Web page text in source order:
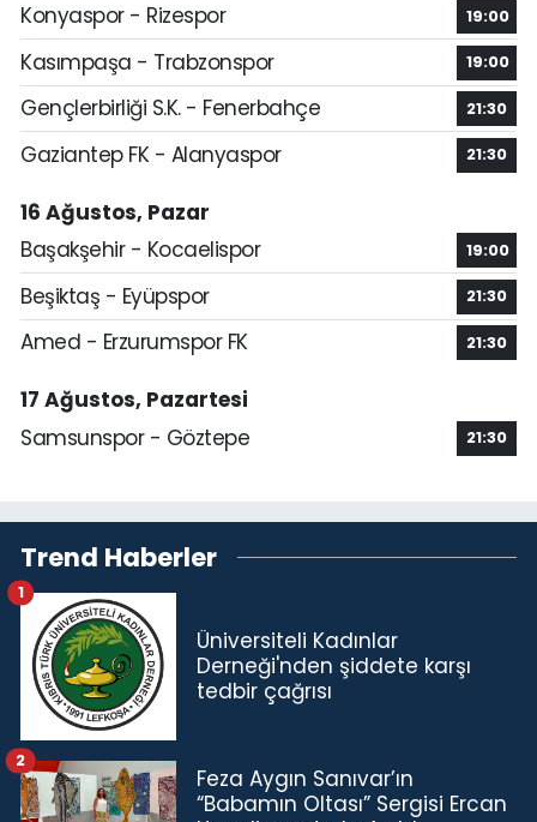
Konyaspor - Rizespor
19:00
Kasımpaşa - Trabzonspor 19:00
Gençlerbirliği S.K. - Fenerbahçe 21:30
Gaziantep FK - Alanyaspor 21:30
16 Ağustos, Pazar
Başakşehir - Kocaelispor
19:00
Beşiktaş - Eyüpspor 21:30
Amed - Erzurumspor FK 21:30
17 Ağustos, Pazartesi
Samsunspor - Göztepe
21:30
Trend Haberler
Üniversiteli Kadınlar
Derneği'nden şiddete karşı
tedbir çağrısı
1
Feza Aygın Sanıvar’ın
“Babamın Oltası” Sergisi Ercan
2